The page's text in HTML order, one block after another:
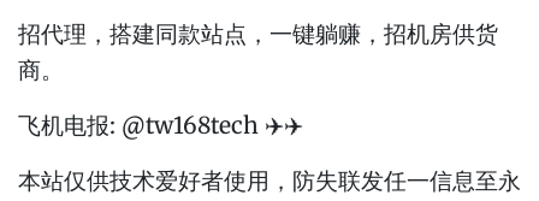
招代理，搭建同款站点，一键躺赚，招机房供货
商。
飞机电报: @tw168tech ✈️✈️
本站仅供技术爱好者使用，防失联发任一信息至永